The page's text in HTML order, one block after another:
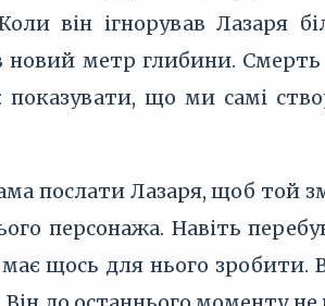
він ігнорував Лазаря
метр глибини. Смерть
показувати, що ми самі
послати Лазаря, щоб той
персонажа. Навіть
щось для нього зробити.